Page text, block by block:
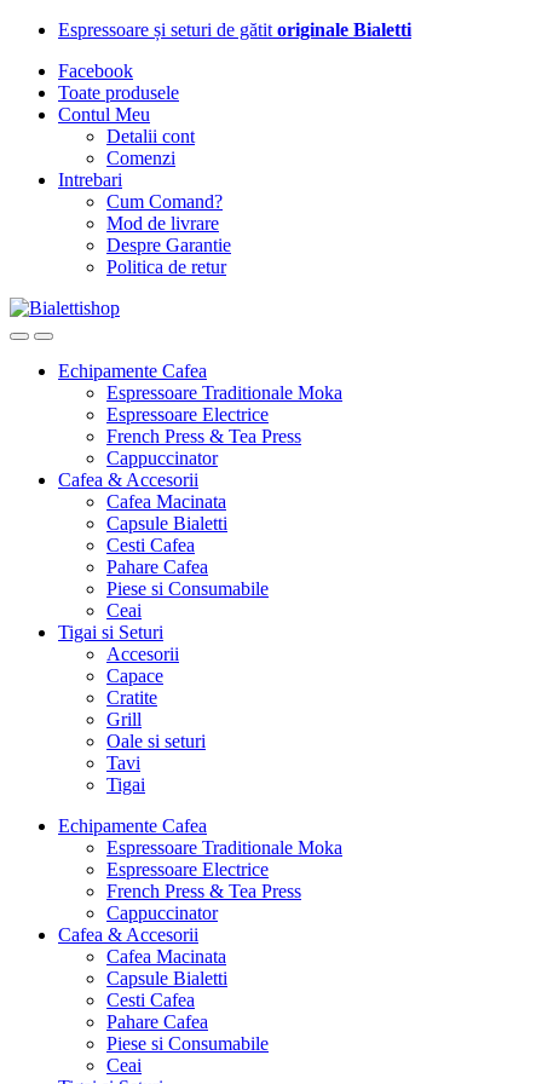
Skip
navigation
Skip
content
Espressoare și seturi de gătit originale Bialetti
Facebook
Toate produsele
Contul Meu
Detalii cont
Comenzi
Intrebari
Cum Comand?
Mod de livrare
Despre Garantie
Politica de retur
Echipamente Cafea
Espressoare Traditionale Moka
Espressoare Electrice
French Press & Tea Press
Cappuccinator
Cafea & Accesorii
Cafea Macinata
Capsule Bialetti
Cesti Cafea
Pahare Cafea
Piese si Consumabile
Ceai
Tigai si Seturi
Accesorii
Capace
Cratite
Grill
Oale si seturi
Tavi
Tigai
Echipamente Cafea
Espressoare Traditionale Moka
Espressoare Electrice
French Press & Tea Press
Cappuccinator
Cafea & Accesorii
Cafea Macinata
Capsule Bialetti
Cesti Cafea
Pahare Cafea
Piese si Consumabile
Ceai